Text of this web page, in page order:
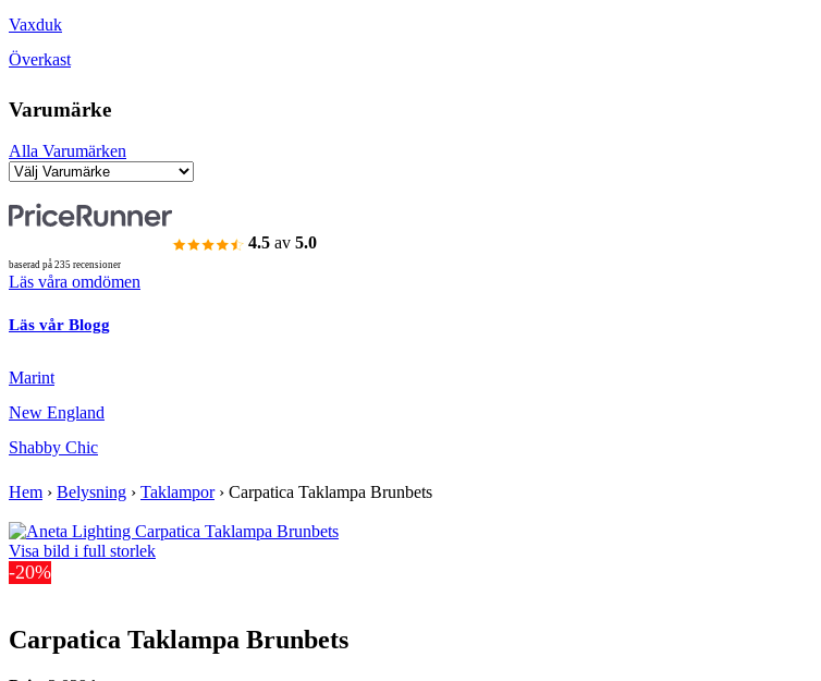
Vaxduk
Överkast
Varumärke
Alla Varumärken
4.5 av 5.0
baserad på 235 recensioner
Läs våra omdömen
Läs vår Blogg
Marint
New England
Shabby Chic
Hem › Belysning › Taklampor› Carpatica Taklampa Brunbets
Visa bild i full storlek
-20%
Carpatica Taklampa Brunbets